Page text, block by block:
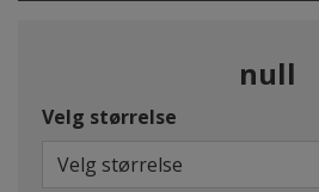
null
Velg størrelse
Velg størrelse